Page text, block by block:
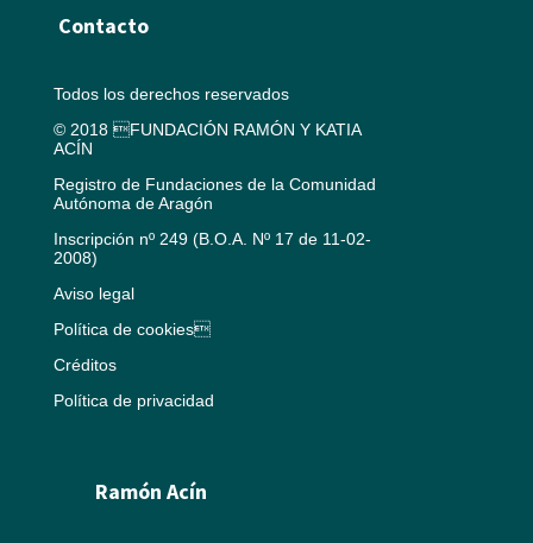
Contacto
Todos los derechos reservados
© 2018 FUNDACIÓN RAMÓN Y KATIA
ACÍN
Registro de Fundaciones de la Comunidad
Autónoma de Aragón
Inscripción nº 249 (B.O.A. Nº 17 de 11-02-
2008)
Aviso legal
Política de cookies
Créditos
Política de privacidad
Ramón Acín